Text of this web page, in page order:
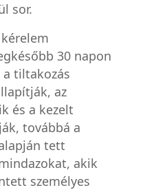
sor.
30 napon
a tiltakozás
az
és a kezelt
továbbá a
tett
akik
személyes